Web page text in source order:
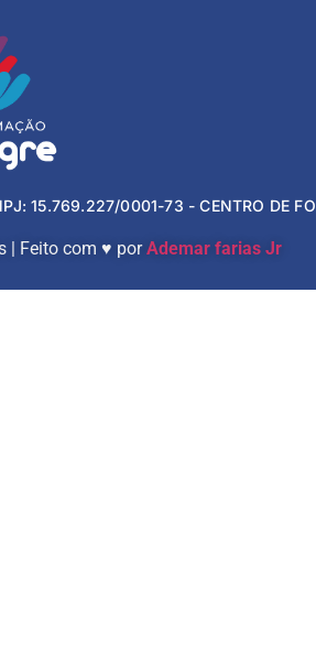
15.769.227/0001-73 - CENTRO DE
| Feito com ♥ porAdemar farias Jr